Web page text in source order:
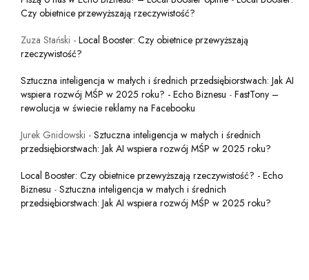
Czy obietnice przewyższają rzeczywistość?
Zuza Stański - Local Booster: Czy obietnice przewyższają
rzeczywistość?
Sztuczna inteligencja w małych i średnich przedsiębiorstwach: Jak AI
wspiera rozwój MŚP w 2025 roku? - Echo Biznesu - FastTony –
rewolucja w świecie reklamy na Facebooku
Jurek Gnidowski - Sztuczna inteligencja w małych i średnich
przedsiębiorstwach: Jak AI wspiera rozwój MŚP w 2025 roku?
Local Booster: Czy obietnice przewyższają rzeczywistość? - Echo
Biznesu - Sztuczna inteligencja w małych i średnich
przedsiębiorstwach: Jak AI wspiera rozwój MŚP w 2025 roku?